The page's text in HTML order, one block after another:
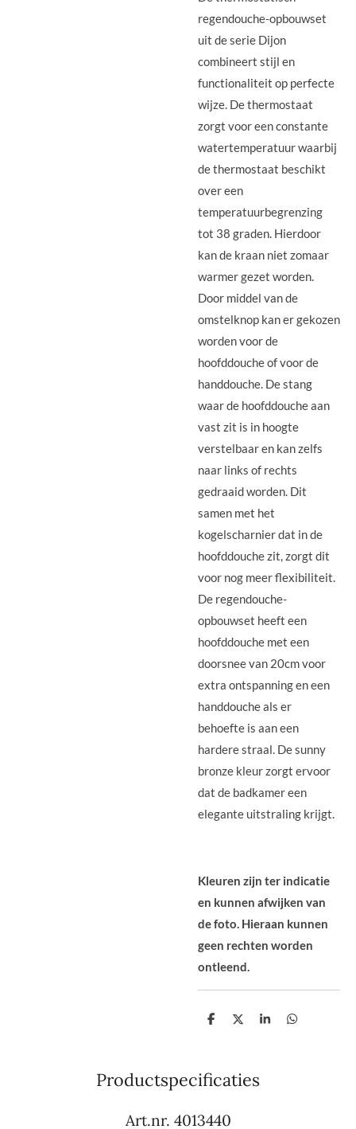
regendouche-opbouwset
uit de serie Dijon
combineert stijl en
functionaliteit op perfecte
wijze. De thermostaat
zorgt voor een constante
watertemperatuur waarbij
de thermostaat beschikt
over een
temperatuurbegrenzing
tot 38 graden. Hierdoor
kan de kraan niet zomaar
warmer gezet worden.
Door middel van de
omstelknop kan er gekozen
worden voor de
hoofddouche of voor de
handdouche. De stang
waar de hoofddouche aan
vast zit is in hoogte
verstelbaar en kan zelfs
naar links of rechts
gedraaid worden. Dit
samen met het
kogelscharnier dat in de
hoofddouche zit, zorgt dit
voor nog meer flexibiliteit.
De regendouche-
opbouwset heeft een
hoofddouche met een
doorsnee van 20cm voor
extra ontspanning en een
handdouche als er
behoefte is aan een
hardere straal. De sunny
bronze kleur zorgt ervoor
dat de badkamer een
elegante uitstraling krijgt.
Kleuren zijn ter indicatie
en kunnen afwijken van
de foto. Hieraan kunnen
geen rechten worden
ontleend.
D
n
D
S
D
Productspecificaties
Art.nr. 4013440